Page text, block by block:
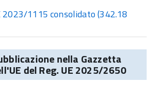
2023/1115 consolidato(342.18
nella Gazzetta
del Reg. UE 2025/2650